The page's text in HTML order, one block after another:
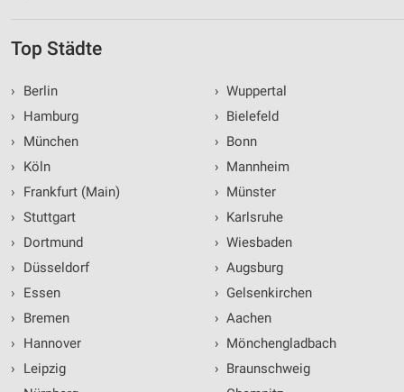
Top Städte
›
Berlin
›
Hamburg
›
München
›
Köln
›
Frankfurt (Main)
› Stuttgart
›
Dortmund
›
Düsseldorf
›
Essen
›
Bremen
›
Hannover
›
Leipzig
› Wuppertal
› Bielefeld
› Bonn
› Mannheim
› Münster
› Karlsruhe
› Wiesbaden
› Augsburg
› Gelsenkirchen
› Aachen
› Mönchengladbach
› Braunschweig